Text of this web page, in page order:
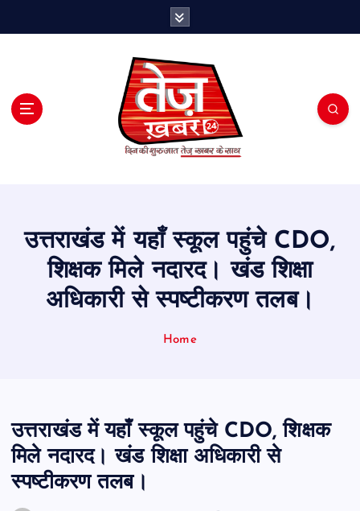
उत्तराखंड में यहाँ स्कूल पहुंचे CDO,
शिक्षक मिले नदारद। खंड शिक्षा
अधिकारी से स्पष्टीकरण तलब।
Home
उत्तराखंड में यहाँ स्कूल पहुंचे CDO, शिक्षक
मिले नदारद। खंड शिक्षा अधिकारी से
स्पष्टीकरण तलब।